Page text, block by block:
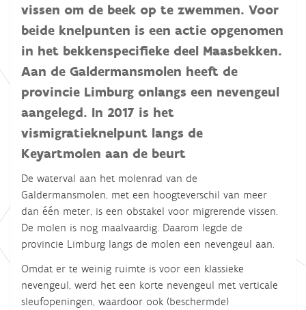
vissen om de beek op te zwemmen. Voor
beide knelpunten is een actie opgenomen
in het bekkenspecifieke deel Maasbekken.
Aan de Galdermansmolen heeft de
provincie Limburg onlangs een nevengeul
aangelegd. In 2017 is het
vismigratieknelpunt langs de
Keyartmolen aan de beurt
De waterval aan het molenrad van de
Galdermansmolen, met een hoogteverschil van meer
dan één meter, is een obstakel voor migrerende vissen.
De molen is nog maalvaardig. Daarom legde de
provincie Limburg langs de molen een nevengeul aan.
Omdat er te weinig ruimte is voor een klassieke
nevengeul, werd het een korte nevengeul met verticale
sleufopeningen, waardoor ook (beschermde)